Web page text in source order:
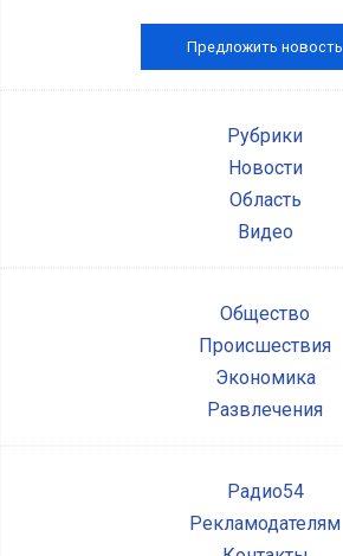
Предложить новость
Рубрики
Новости
Область
Видео
Общество
Происшествия
Экономика
Развлечения
Радио54
Рекламодателям